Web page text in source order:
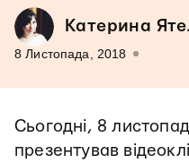
Катерина
8 Листопада, 2018
Сьогодні, 8
презентував